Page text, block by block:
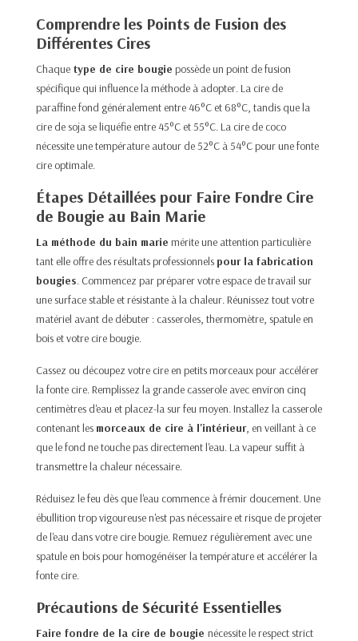
Comprendre les Points de Fusion des
Différentes Cires
Chaque type de cire bougie possède un point de fusion
spécifique qui influence la méthode à adopter. La cire de
paraffine fond généralement entre 46°C et 68°C, tandis que la
cire de soja se liquéfie entre 45°C et 55°C. La cire de coco
nécessite une température autour de 52°C à 54°C pour une fonte
cire optimale.​
Étapes Détaillées pour Faire Fondre Cire
de Bougie au Bain Marie
La méthode du bain marie mérite une attention particulière
tant elle offre des résultats professionnels pour la fabrication
bougies. Commencez par préparer votre espace de travail sur
une surface stable et résistante à la chaleur. Réunissez tout votre
matériel avant de débuter : casseroles, thermomètre, spatule en
bois et votre cire bougie.​
Cassez ou découpez votre cire en petits morceaux pour accélérer
la fonte cire. Remplissez la grande casserole avec environ cinq
centimètres d'eau et placez-la sur feu moyen. Installez la casserole
contenant les morceaux de cire à l'intérieur, en veillant à ce
que le fond ne touche pas directement l'eau. La vapeur suffit à
transmettre la chaleur nécessaire.​
Réduisez le feu dès que l'eau commence à frémir doucement. Une
ébullition trop vigoureuse n'est pas nécessaire et risque de projeter
de l'eau dans votre cire bougie. Remuez régulièrement avec une
spatule en bois pour homogénéiser la température et accélérer la
fonte cire.​
Précautions de Sécurité Essentielles
Faire fondre de la cire de bougie nécessite le respect strict